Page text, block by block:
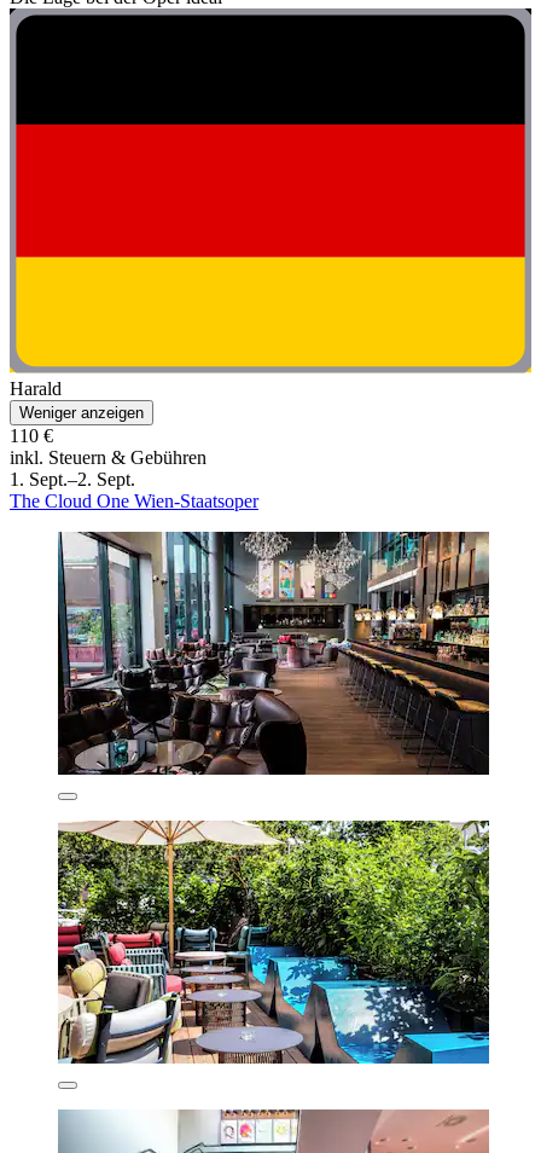
Harald
Weniger anzeigen
110 €
inkl. Steuern & Gebühren
1. Sept.–2. Sept.
The Cloud One Wien-Staatsoper